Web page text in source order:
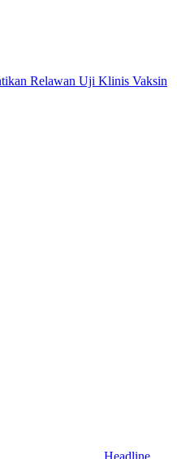
Relawan Uji Klinis Vaksin
Headline